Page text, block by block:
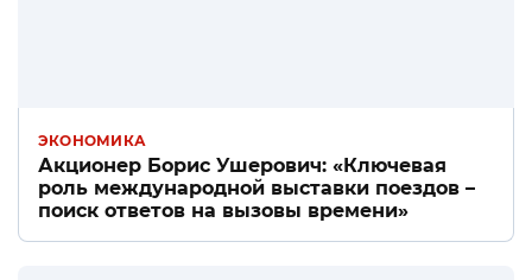
ЭКОНОМИКА
Акционер Борис Ушерович: «Ключевая
роль международной выставки поездов –
поиск ответов на вызовы времени»